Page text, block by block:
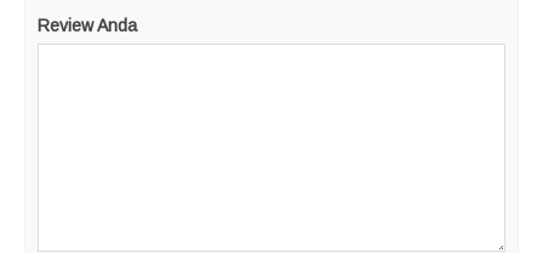
Review Anda